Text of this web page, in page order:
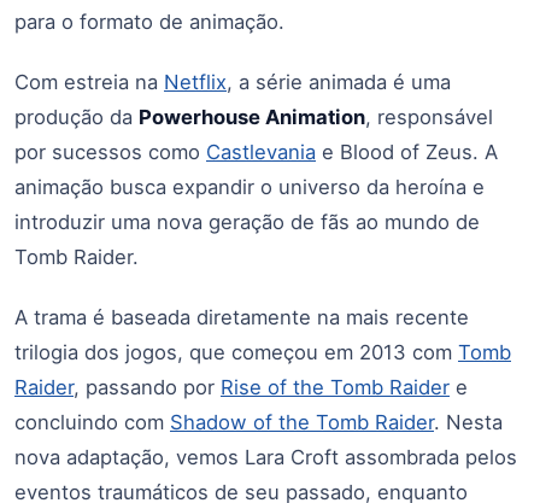
para o formato de animação.
Com estreia na Netflix, a série animada é uma
produção da Powerhouse Animation, responsável
por sucessos como Castlevania e Blood of Zeus. A
animação busca expandir o universo da heroína e
introduzir uma nova geração de fãs ao mundo de
Tomb Raider.
A trama é baseada diretamente na mais recente
trilogia dos jogos, que começou em 2013 com Tomb
Raider, passando por Rise of the Tomb Raider e
concluindo com Shadow of the Tomb Raider. Nesta
nova adaptação, vemos Lara Croft assombrada pelos
eventos traumáticos de seu passado, enquanto